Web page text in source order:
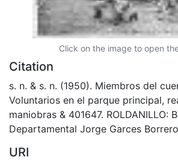
Click on the image to open
Citation
s. n. & s. n. (1950). Miembros del
Voluntarios en el parque principal,
maniobras & 401647. ROLDANILLO:
Departamental Jorge Garces
URI